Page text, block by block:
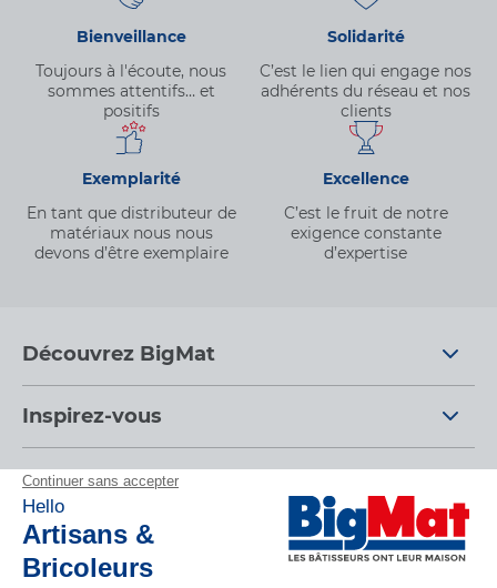
Bienveillance
Toujours à l'écoute, nous
sommes attentifs… et
positifs
Solidarité
C’est le lien qui engage nos
adhérents du réseau et nos
clients
Exemplarité
En tant que distributeur de
matériaux nous nous
devons d’être exemplaire
Excellence
C’est le fruit de notre
exigence constante
d’expertise
Découvrez BigMat
Nous rejoindre
Devenez adhérent
Les services BigMat
Nos engagements RSE – BigMat France
Inspirez-vous
Par pièces
Nos catalogues
Nos conseils d'experts
Nos conseils
Nos tutos
Espace adhérent